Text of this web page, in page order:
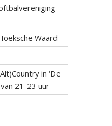
Waard
in ‘De
21-23 uur